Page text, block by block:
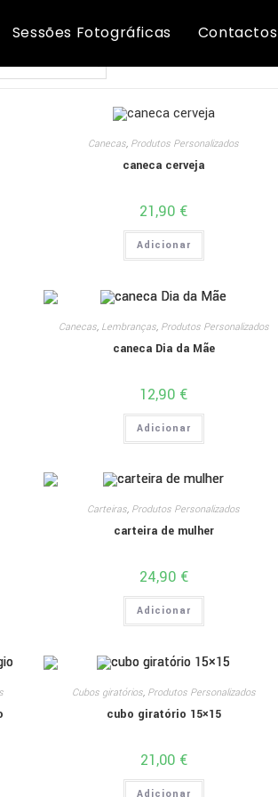
Sessões Fotográficas Contactos
Canecas, Produtos Personalizados
caneca cerveja
21,90 €
Adicionar
Canecas, Lembranças, Produtos Personalizados
caneca Dia da Mãe
12,90 €
Adicionar
Carteiras, Produtos Personalizados
carteira de mulher
24,90 €
Adicionar
Cubos giratórios, Produtos Personalizados
cubo giratório 15×15
21,00 €
Adicionar